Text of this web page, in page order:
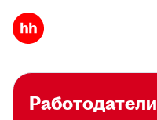
Работодатели